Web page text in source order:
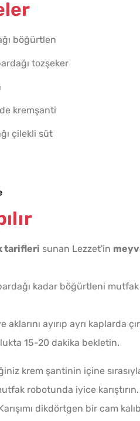
böğürtlen
tozşeker
kremşanti
çilekli süt
tarifleri sunan Lezzet'in
kadar böğürtleni
aklarını ayırıp ayrı
15-20 dakika bekletin.
krem şantinin içine
robotunda iyice
Karışımı dikdörtgen bir cam